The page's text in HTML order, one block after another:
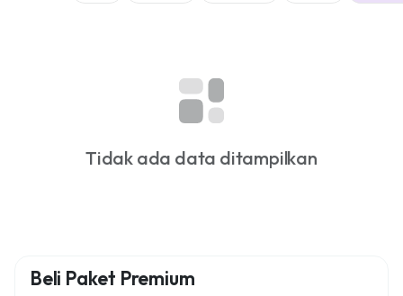
Tidak ada data ditampilkan
Beli Paket Premium